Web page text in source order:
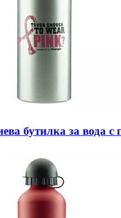
бутилка за вода с